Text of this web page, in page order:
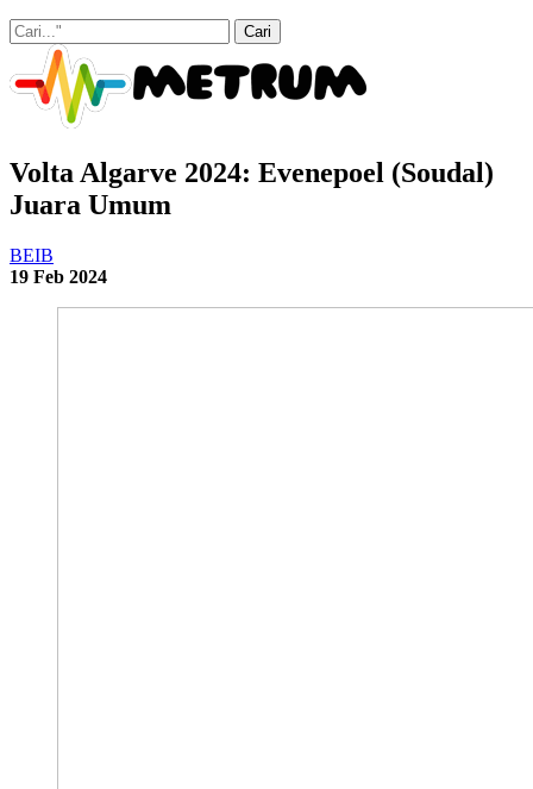
Volta Algarve 2024: Evenepoel (Soudal)
Juara Umum
BEIB
19 Feb 2024